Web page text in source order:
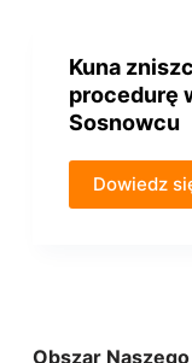
Kuna
procedurę
Sosnowcu
Dowiedz
Obszar Naszego